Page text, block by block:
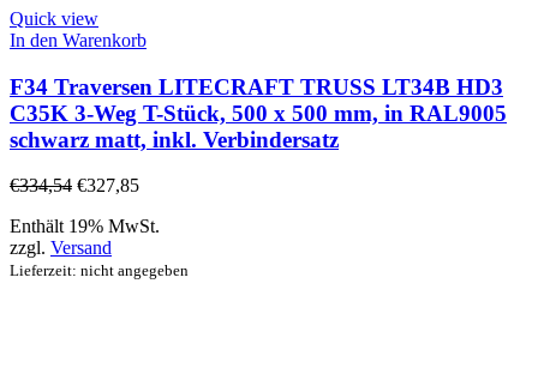
Quick view
In den Warenkorb
F34 Traversen LITECRAFT TRUSS LT34B HD3
C35K 3-Weg T-Stück, 500 x 500 mm, in RAL9005
schwarz matt, inkl. Verbindersatz
€334,54 €327,85
Enthält 19% MwSt.
zzgl. Versand
Lieferzeit: nicht angegeben